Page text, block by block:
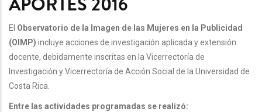
El Observatorio de la Imagen de las Mujeres en la Publicidad
(OIMP) incluye acciones de investigación aplicada y extensión
docente, debidamente inscritas en la Vicerrectoría de
Investigación y Vicerrectoría de Acción Social de la Universidad de
Costa Rica.
Entre las actividades programadas se realizó: